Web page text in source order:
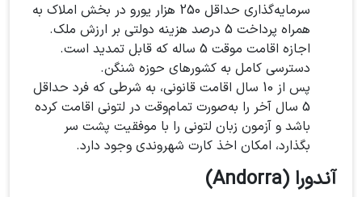
سرمایه‌گذاری حداقل 250 هزار یورو در بخش املاک به
همراه پرداخت 5 درصد هزینه دولتی بر ارزش ملک.
اجازه اقامت موقت 5 ساله که قابل تمدید است.
دسترسی کامل به کشورهای حوزه شنگن.
پس از 10 سال اقامت قانونی، به شرطی که فرد حداقل
5 سال آخر را به‌صورت تمام‌وقت در لتونی اقامت کرده
باشد و آزمون زبان لتونی را با موفقیت پشت سر
بگذارد، امکان اخذ کارت شهروندی وجود دارد.
آندورا (Andorra)